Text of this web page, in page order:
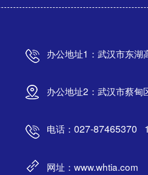
办公地址1：武汉市东
办公地址2：武汉市蔡甸
电话：027-87465370
网址：www.whtia.com